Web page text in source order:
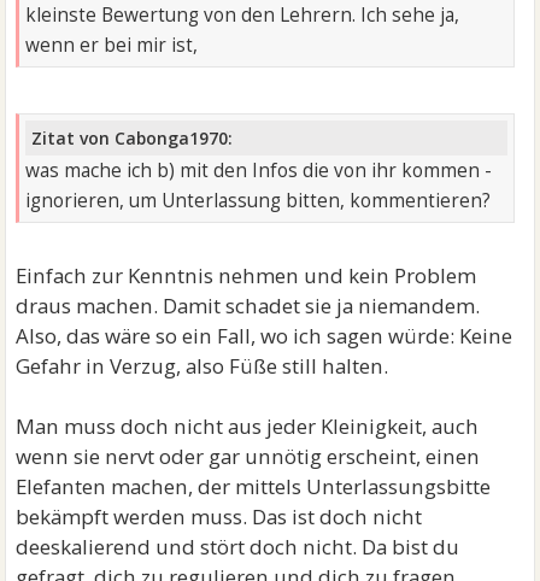
kleinste Bewertung von den Lehrern. Ich sehe ja,
wenn er bei mir ist,
Zitat von Cabonga1970:
was mache ich b) mit den Infos die von ihr kommen -
ignorieren, um Unterlassung bitten, kommentieren?
Einfach zur Kenntnis nehmen und kein Problem
draus machen. Damit schadet sie ja niemandem.
Also, das wäre so ein Fall, wo ich sagen würde: Keine
Gefahr in Verzug, also Füße still halten.
Man muss doch nicht aus jeder Kleinigkeit, auch
wenn sie nervt oder gar unnötig erscheint, einen
Elefanten machen, der mittels Unterlassungsbitte
bekämpft werden muss. Das ist doch nicht
deeskalierend und stört doch nicht. Da bist du